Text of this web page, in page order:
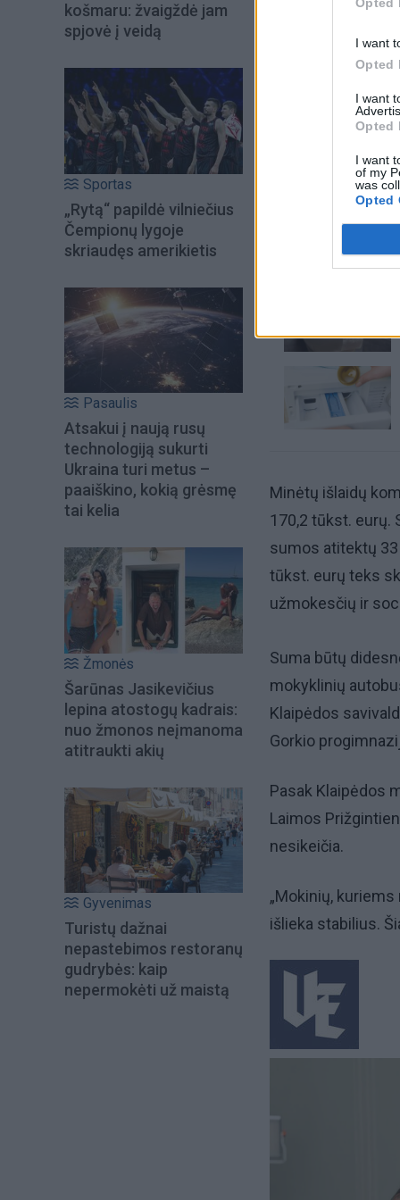
I want
Opted
I want
Opted
I want
of my
was
Opted
košmaru: žvaigždė jam
spjovė į veidą
Sportas
„Rytą“ papildė vilniečius
Čempionų lygoje
skriaudęs amerikietis
Pasaulis
Atsakui į naują rusų
technologiją sukurti
Ukraina turi metus –
paaiškino, kokią grėsmę
tai kelia
Žmonės
Šarūnas Jasikevičius
lepina atostogų kadrais:
nuo žmonos neįmanoma
atitraukti akių
Gyvenimas
Turistų dažnai
nepastebimos restoranų
gudrybės: kaip
nepermokėti už maistą
Šiuo metu
Minėtų išlaidų
170,2 tūkst. eurų.
sumos atitektų
tūkst. eurų teks
užmokesčių ir
Suma būtų
mokyklinių
Klaipėdos
Gorkio
Pasak Klaipėdos
Laimos
nesikeičia.
„Mokinių,
išlieka stabilius.